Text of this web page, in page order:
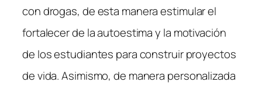
con drogas, de esta manera estimular el
fortalecer de la autoestima y la motivación
de los estudiantes para construir proyectos
de vida. Asimismo, de manera personalizada